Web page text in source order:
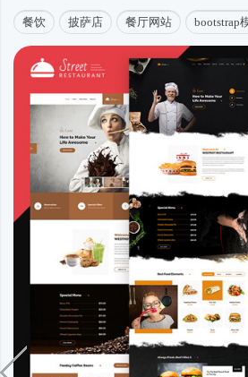
餐饮 披萨店 餐厅网站 bootstrap